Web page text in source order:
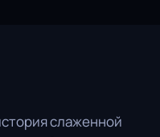
слаженной